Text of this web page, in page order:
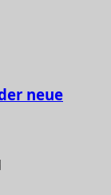
neue